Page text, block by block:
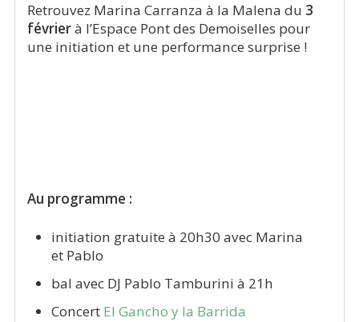
Retrouvez Marina Carranza à la Malena du 3
févrierà l’Espace Pont des Demoiselles pour
une initiation et une performance surprise !
Au programme :
initiation gratuite à 20h30 avec Marina
et Pablo
bal avec DJ Pablo Tamburini à 21h
Concert El Gancho y la Barrida